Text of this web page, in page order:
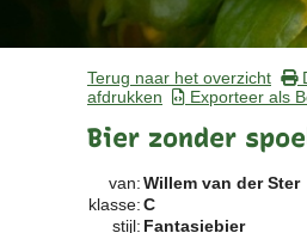
Terug naar het overzicht
afdrukken
Exporteer als
Bier zonder
van:Willem van der Ster
klasse:C
stijl: Fantasiebier